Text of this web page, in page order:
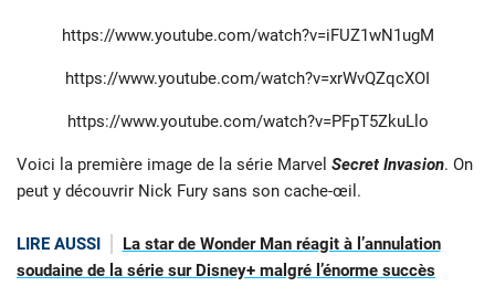
https://www.youtube.com/watch?v=iFUZ1wN1ugM
https://www.youtube.com/watch?v=xrWvQZqcXOI
https://www.youtube.com/watch?v=PFpT5ZkuLlo
Voici la première image de la série Marvel Secret Invasion. On
peut y découvrir Nick Fury sans son cache-œil.
LIRE AUSSI
La star de Wonder Man réagit à l’annulation
soudaine de la série sur Disney+ malgré l’énorme succès